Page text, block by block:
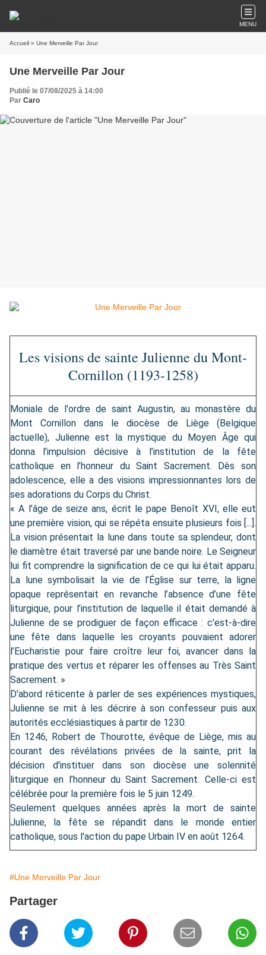
MENU
Accueil » Une Merveille Par Jour
Une Merveille Par Jour
Publié le 07/08/2025 à 14:00
Par Caro
Les visions de sainte Julienne du Mont-
Cornillon (1193-1258)
Moniale de l'ordre de saint Augustin, au monastère du
Mont Cornillon dans le diocèse de Liège (Belgique
actuelle), Julienne est la mystique du Moyen Âge qui
donna l’impulsion décisive à l’institution de la fête
catholique en l’honneur du Saint Sacrement. Dès son
adolescence, elle a des visions impressionnantes lors de
ses adorations du Corps du Christ.
« A l’âge de seize ans, écrit le pape Benoît XVI, elle eut
une première vision, qui se répéta ensuite plusieurs fois [...].
La vision présentait la lune dans toute sa splendeur, dont
le diamètre était traversé par une bande noire. Le Seigneur
lui fit comprendre la signification de ce qui lui était apparu.
La lune symbolisait la vie de l’Église sur terre, la ligne
opaque représentait en revanche l’absence d’une fête
liturgique, pour l’institution de laquelle il était demandé à
Julienne de se prodiguer de façon efficace : c’est-à-dire
une fête dans laquelle les croyants pouvaient adorer
l’Eucharistie pour faire croître leur foi, avancer dans la
pratique des vertus et réparer les offenses au Très Saint
Sacrement. »
D'abord réticente à parler de ses expériences mystiques,
Julienne se mit à les décrire à son confesseur puis aux
autorités ecclésiastiques à partir de 1230.
En 1246, Robert de Thourotte, évêque de Liège, mis au
courant des révélations privées de la sainte, prit la
décision d'instituer dans son diocèse une solennité
liturgique en l’honneur du Saint Sacrement. Celle-ci est
célébrée pour la première fois le 5 juin 1249.
Seulement quelques années après la mort de sainte
Julienne, la fête se répandit dans le monde entier
catholique, sous l'action du pape Urbain IV en août 1264.
#Une Merveille Par Jour
Partager